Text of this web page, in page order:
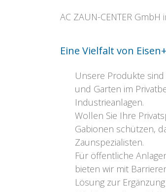
AC ZAUN-CENTER
Eine Vielfalt von
Unsere Produkte
und Garten im
Industrieanlagen.
Wollen Sie Ihre
Gabionen schützen,
Zaunspezialisten.
Für öffentliche
bieten wir mit
Lösung zur